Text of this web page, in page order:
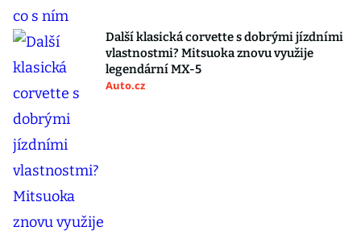
Další klasická corvette s dobrými jízdními
vlastnostmi? Mitsuoka znovu využije
legendární MX-5
Auto.cz